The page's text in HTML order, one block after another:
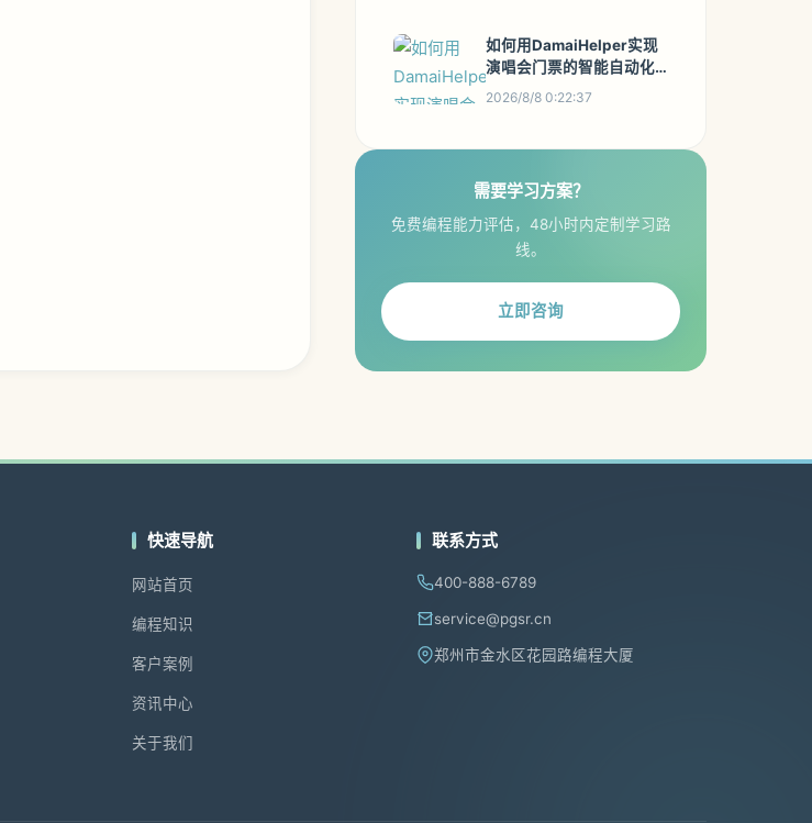
如何用DamaiHelper实现
演唱会门票的智能自动化
抢购：完整技术解决方案
2026/8/8 0:22:37
需要学习方案？
免费编程能力评估，48小时内定制学习路
线。
立即咨询
快速导航
网站首页
编程知识
客户案例
资讯中心
关于我们
联系方式
400-888-6789
service@pgsr.cn
郑州市金水区花园路编程大厦